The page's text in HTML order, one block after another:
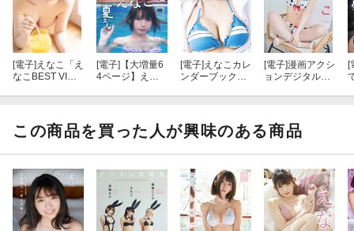
[電子]えなこ「え
なこBEST VI」
[電子] 【大増量6
4ページ】えな
[電子]えなこカレ
ンダーブック20
[電子]漫画アクシ
ョンデジタル写
[
この商品を買った人が興味のある商品